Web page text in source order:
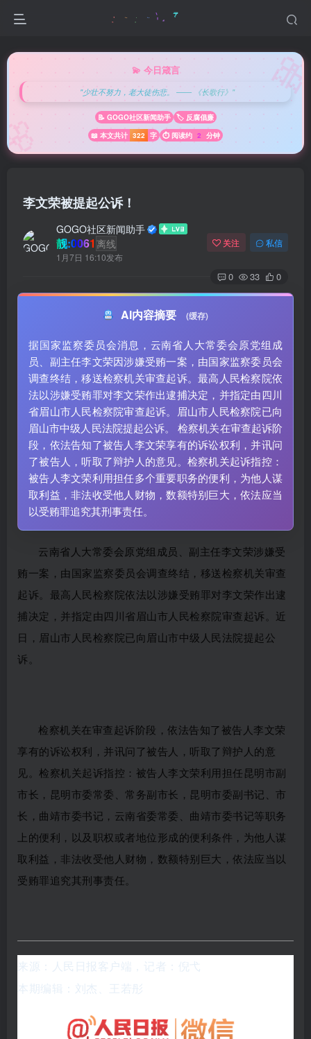
💫 今日箴言
"少壮不努力，老大徒伤悲。 —— 《长歌行》"
📝 GOGO社区新闻助手
🏷️ 反腐倡廉
📖 本文共计 322 字 ⏱️ 阅读约 2 分钟
李文荣被提起公诉！
GOGO社区新闻助手
靓:0061 离线
1月7日 16:10发布
关注 私信
0 33 0
AI内容摘要 (缓存)
据国家监察委员会消息，云南省人大常委会原党组成
员、副主任李文荣因涉嫌受贿一案，由国家监察委员会
调查终结，移送检察机关审查起诉。最高人民检察院依
法以涉嫌受贿罪对李文荣作出逮捕决定，并指定由四川
省眉山市人民检察院审查起诉。眉山市人民检察院已向
眉山市中级人民法院提起公诉。 检察机关在审查起诉阶
段，依法告知了被告人李文荣享有的诉讼权利，并讯问
了被告人，听取了辩护人的意见。检察机关起诉指控：
被告人李文荣利用担任多个重要职务的便利，为他人谋
取利益，非法收受他人财物，数额特别巨大，依法应当
以受贿罪追究其刑事责任。
云南省人大常委会原党组成员、副主任李文荣涉嫌受
贿一案 ， 由国家监察委员会调查终结， 移送检察机关审查
起诉。 最高人民检察院依法以涉嫌受贿罪对李文荣作出逮
捕决定 ， 并指定由四川省眉山市人民检察院审查起诉。近
日， 眉山市人民检察院已向 眉山市中级 人民法院提起公
诉。
检察机关在审查起诉阶段 ，依法告知了被告人 李文荣
享有的诉讼权利，并讯问了被告人，听取了辩护人的意
见。检察机关起诉指控： 被告人 李文荣利用担任 昆明市副
市长，昆明市委常委、常务副市长，昆明市委副书记、市
长，曲靖市委书记，云南省委常委、曲靖市委书记等职务
上的便利，以及职权或者地位形成的便利条件， 为他人谋
取利益，非法收受他人 财物，数额特别巨大，依法应当以
受贿罪追究其刑事责任。
来源：人民日报客户端，记者：倪弋
本期编辑：刘杰、王若彤